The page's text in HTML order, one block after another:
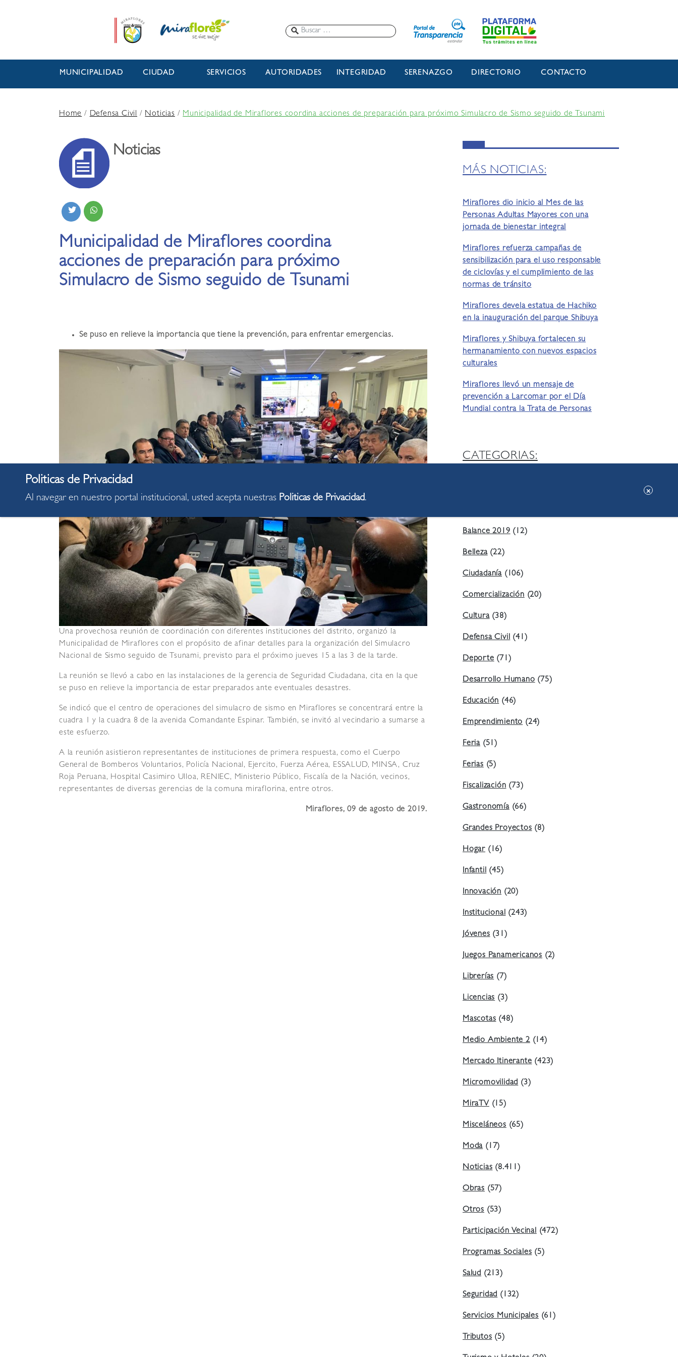
MUNICIPALIDAD CIUDAD SERVICIOS AUTORIDADES INTEGRIDAD SERENAZGO DIRECTORIO CONTACTO
Home/Defensa Civil /Noticias/Municipalidad de Miraflores coordina acciones de preparación para próximo Simulacro de Sismo seguido de Tsunami
Noticias
Municipalidad de Miraflores coordina
acciones de preparación para próximo
Simulacro de Sismo seguido de Tsunami
Se puso en relieve la importancia que tiene la prevención, para enfrentar emergencias.
Una provechosa reunión de coordinación con diferentes instituciones del distrito, organizó la
Municipalidad de Miraflores con el propósito de afinar detalles para la organización del Simulacro
Nacional de Sismo seguido de Tsunami, previsto para el próximo jueves 15 a las 3 de la tarde.
La reunión se llevó a cabo en las instalaciones de la gerencia de Seguridad Ciudadana, cita en la que
se puso en relieve la importancia de estar preparados ante eventuales desastres.
Se indicó que el centro de operaciones del simulacro de sismo en Miraflores se concentrará entre la
cuadra 1 y la cuadra 8 de la avenida Comandante Espinar. También, se invitó al vecindario a sumarse a
este esfuerzo.
A la reunión asistieron representantes de instituciones de primera respuesta, como el Cuerpo
General de Bomberos Voluntarios, Policía Nacional, Ejercito, Fuerza Aérea, ESSALUD, MINSA, Cruz
Roja Peruana, Hospital Casimiro Ulloa, RENIEC, Ministerio Público, Fiscalía de la Nación, vecinos,
representantes de diversas gerencias de la comuna miraflorina, entre otros.
Miraflores, 09 de agosto de 2019.
MÁS NOTICIAS:
Miraflores dio inicio al Mes de las
Personas Adultas Mayores con una
jornada de bienestar integral
Miraflores refuerza campañas de
sensibilización para el uso responsable
de ciclovías y el cumplimiento de las
normas de tránsito
Miraflores devela estatua de Hachiko
en la inauguración del parque Shibuya
Miraflores y Shibuya fortalecen su
hermanamiento con nuevos espacios
culturales
Miraflores llevó un mensaje de
prevención a Larcomar por el Día
Mundial contra la Trata de Personas
CATEGORIAS:
Balance 2019(12)
Belleza(22)
Ciudadanía (106)
Comercialización(20)
Cultura(38)
Defensa Civil(41)
Deporte(71)
Desarrollo Humano(75)
Educación(46)
Emprendimiento(24)
Feria (51)
Ferias(5)
Fiscalización(73)
Gastronomía(66)
Grandes Proyectos(8)
Hogar (16)
Infantil(45)
Innovación (20)
Institucional(243)
Jóvenes(31)
Juegos Panamericanos (2)
Librerías(7)
Licencias(3)
Mascotas(48)
Medio Ambiente 2(14)
Mercado Itinerante(423)
Micromovilidad(3)
MiraTV(15)
Misceláneos(65)
Moda(17)
Noticias(8.411)
Obras (57)
Otros (53)
Participación Vecinal(472)
Programas Sociales(5)
Salud (213)
Seguridad(132)
Servicios Municipales(61)
Tributos(5)
Al navegar en nuestro portal institucional, usted acepta nuestras Politicas de Privacidad.